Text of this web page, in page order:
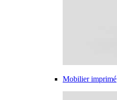
Mobilier imprimé